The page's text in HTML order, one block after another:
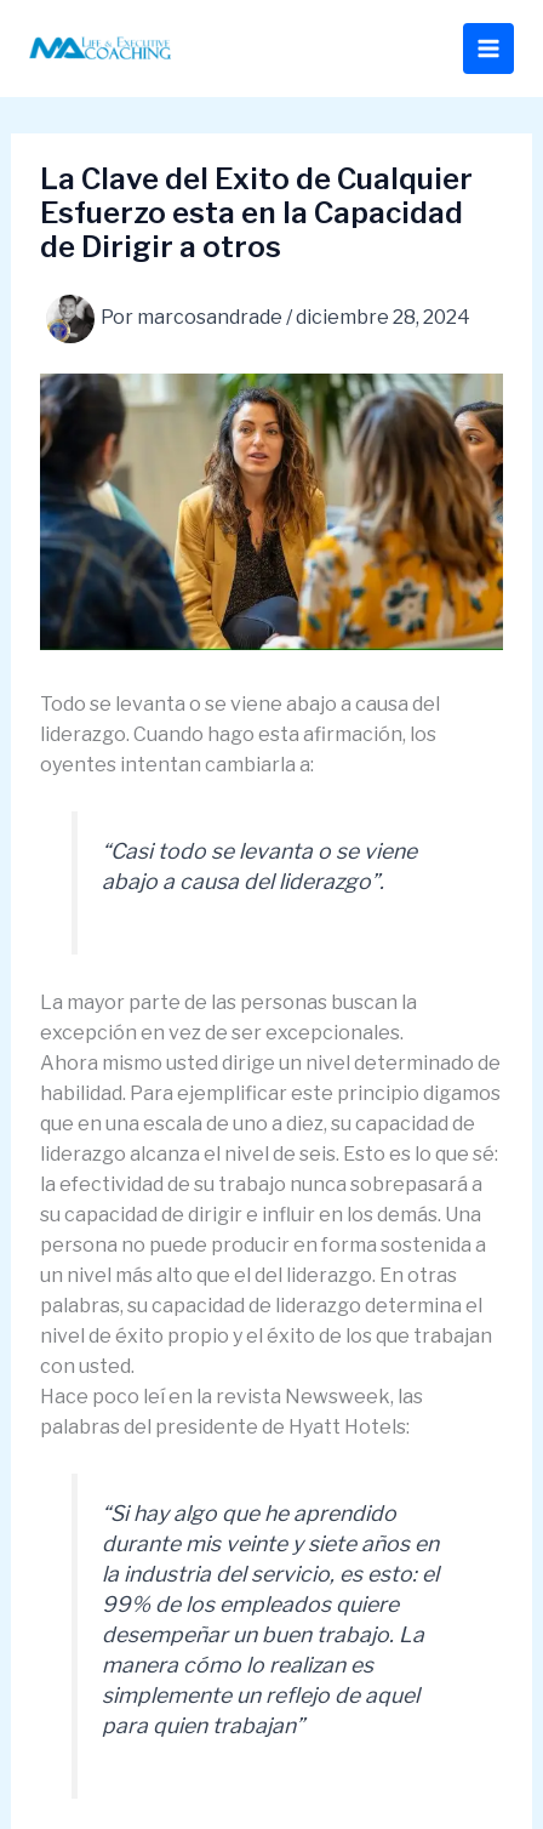
La Clave del Exito de Cualquier
Esfuerzo esta en la Capacidad
de Dirigir a otros
Por marcosandrade /diciembre 28, 2024
Todo se levanta o se viene abajo a causa del
liderazgo. Cuando hago esta afirmación, los
oyentes intentan cambiarla a:
“Casi todo se levanta o se viene
abajo a causa del liderazgo”.
La mayor parte de las personas buscan la
excepción en vez de ser excepcionales.
Ahora mismo usted dirige un nivel determinado de
habilidad. Para ejemplificar este principio digamos
que en una escala de uno a diez, su capacidad de
liderazgo alcanza el nivel de seis. Esto es lo que sé:
la efectividad de su trabajo nunca sobrepasará a
su capacidad de dirigir e influir en los demás. Una
persona no puede producir en forma sostenida a
un nivel más alto que el del liderazgo. En otras
palabras, su capacidad de liderazgo determina el
nivel de éxito propio y el éxito de los que trabajan
con usted.
Hace poco leí en la revista Newsweek, las
palabras del presidente de Hyatt Hotels:
“Si hay algo que he aprendido
durante mis veinte y siete años en
la industria del servicio, es esto: el
99% de los empleados quiere
desempeñar un buen trabajo. La
manera cómo lo realizan es
simplemente un reflejo de aquel
para quien trabajan”